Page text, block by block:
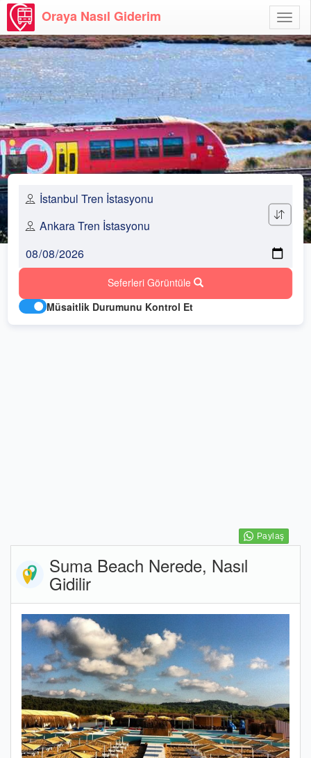
Aç
Oraya Nasıl Giderim
Seferleri Görüntüle
Müsaitlik Durumunu Kontrol Et
Suma Beach Nerede, Nasıl
Gidilir